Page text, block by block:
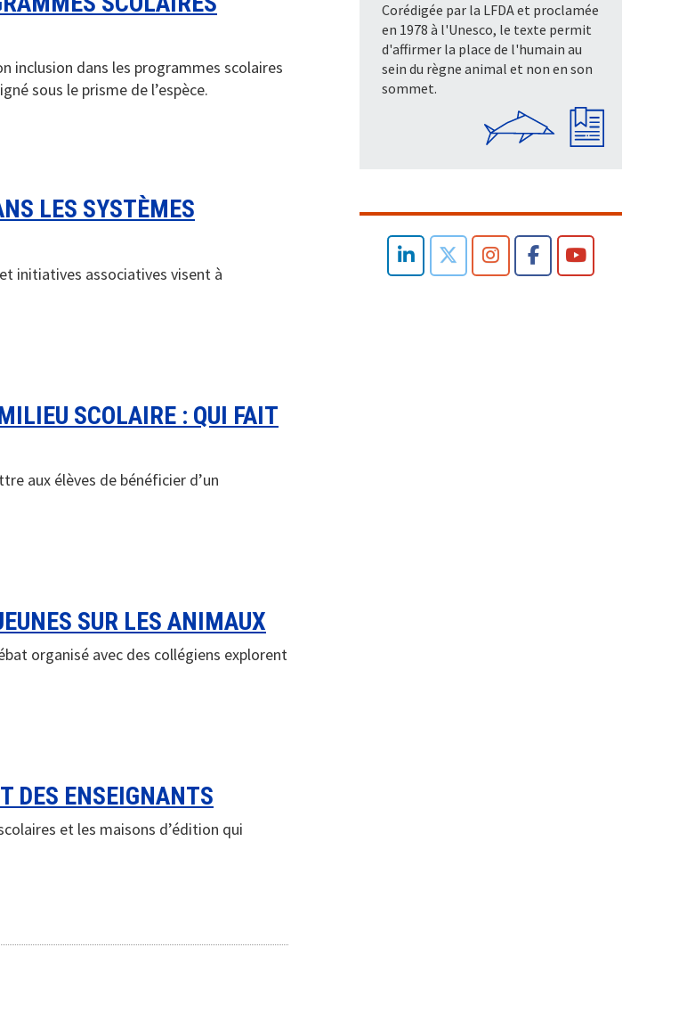
inclusion dans les programmes scolaires
sous le prisme de l’espèce.
LES SYSTÈMES
initiatives associatives visent à
SCOLAIRE : QUI FAIT
aux élèves de bénéficier d’un
SUR LES ANIMAUX
organisé avec des collégiens explorent
DES ENSEIGNANTS
et les maisons d’édition qui
Corédigée par la LFDA et proclamée
en 1978 à l'Unesco, le texte permit
d'affirmer la place de l'humain au
sein du règne animal et non en son
sommet.